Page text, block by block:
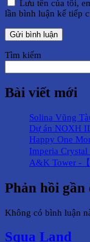
Lưu tên của tôi,
lần bình luận kế tiếp
Tìm kiếm
Bài viết mới
Solina Vũng
Dự án NOXH
Happy One
Imperia
A&K Tower -
Phản hồi gần
Không có bình luận
Squa Land